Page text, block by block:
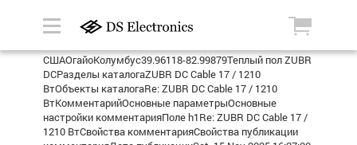
СШАОгайоКолумбус39.96118-82.99879Теплый пол ZUBR
DCРазделы каталогаZUBR DC Cable 17 / 1210
ВтОбъекты каталогаRe: ZUBR DC Cable 17 / 1210
ВтКомментарийОсновные параметрыОсновные
настройки комментарияПоле h1Re: ZUBR DC Cable 17 /
1210 ВтСвойства комментарияСвойства публикации